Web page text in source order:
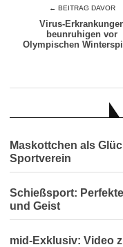
← BEITRAG DAVOR
Virus-
beunruhigen vor
Olympischen
Maskottchen als
Sportverein
Schießsport:
und Geist
mid-Exklusiv: Video